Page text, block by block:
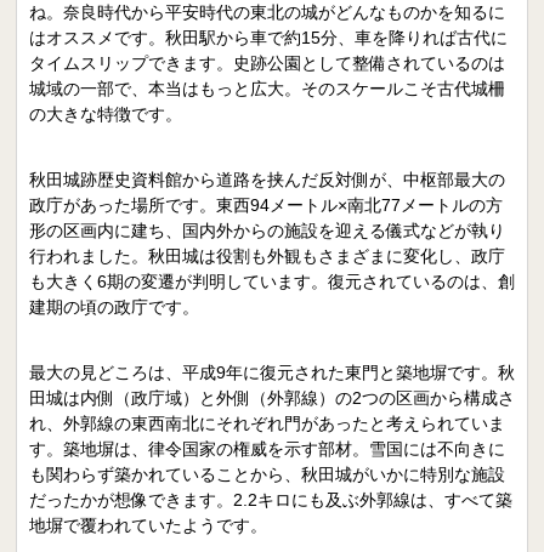
ね。奈良時代から平安時代の東北の城がどんなものかを知るに
はオススメです。秋田駅から車で約15分、車を降りれば古代に
タイムスリップできます。史跡公園として整備されているのは
城域の一部で、本当はもっと広大。そのスケールこそ古代城柵
の大きな特徴です。
秋田城跡歴史資料館から道路を挟んだ反対側が、中枢部最大の
政庁があった場所です。東西94メートル×南北77メートルの方
形の区画内に建ち、国内外からの施設を迎える儀式などが執り
行われました。秋田城は役割も外観もさまざまに変化し、政庁
も大きく6期の変遷が判明しています。復元されているのは、創
建期の頃の政庁です。
最大の見どころは、平成9年に復元された東門と築地塀です。秋
田城は内側（政庁域）と外側（外郭線）の2つの区画から構成さ
れ、外郭線の東西南北にそれぞれ門があったと考えられていま
す。築地塀は、律令国家の権威を示す部材。雪国には不向きに
も関わらず築かれていることから、秋田城がいかに特別な施設
だったかが想像できます。2.2キロにも及ぶ外郭線は、すべて築
地塀で覆われていたようです。